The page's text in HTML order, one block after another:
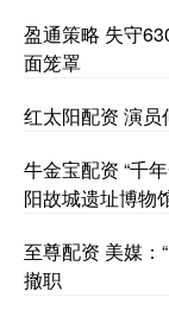
盈通策略 失守
面笼罩
红太阳配资 演
牛金宝配资 “千
阳故城遗址博物
至尊配资 美媒：
撤职